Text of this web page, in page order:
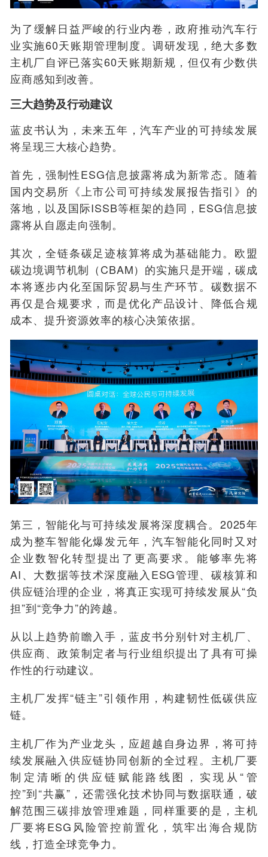
为了缓解日益严峻的行业内卷，政府推动汽车行
业实施60天账期管理制度。调研发现，绝大多数
主机厂自评已落实60天账期新规，但仅有少数供
应商感知到改善。
三大趋势及行动建议
蓝皮书认为，未来五年，汽车产业的可持续发展
将呈现三大核心趋势。
首先，强制性ESG信息披露将成为新常态。随着
国内交易所《上市公司可持续发展报告指引》的
落地，以及国际ISSB等框架的趋同，ESG信息披
露将从自愿走向强制。
其次，全链条碳足迹核算将成为基础能力。欧盟
碳边境调节机制（CBAM）的实施只是开端，碳成
本将逐步内化至国际贸易与生产环节。碳数据不
再仅是合规要求，而是优化产品设计、降低合规
成本、提升资源效率的核心决策依据。
第三，智能化与可持续发展将深度耦合。2025年
成为整车智能化爆发元年，汽车智能化同时又对
企业数智化转型提出了更高要求。能够率先将
AI、大数据等技术深度融入ESG管理、碳核算和
供应链治理的企业，将真正实现可持续发展从“负
担”到“竞争力”的跨越。
从以上趋势前瞻入手，蓝皮书分别针对主机厂、
供应商、政策制定者与行业组织提出了具有可操
作性的行动建议。
主机厂发挥“链主”引领作用，构建韧性低碳供应
链。
主机厂作为产业龙头，应超越自身边界，将可持
续发展融入供应链协同创新的全过程。主机厂要
制定清晰的供应链赋能路线图，实现从“管
控”到“共赢”，还需强化技术协同与数据联通，破
解范围三碳排放管理难题，同样重要的是，主机
厂要将ESG风险管控前置化，筑牢出海合规防
线，打造全球竞争力。